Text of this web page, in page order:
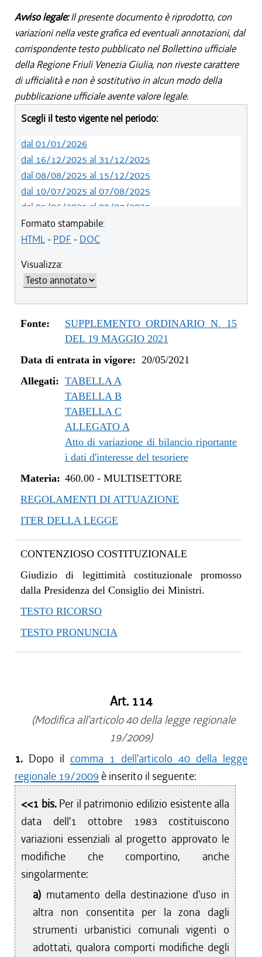
Avviso legale:Il presente documento è riprodotto, con
variazioni nella veste grafica ed eventuali annotazioni, dal
corrispondente testo pubblicato nel Bollettino ufficiale
della Regione Friuli Venezia Giulia, non riveste carattere
di ufficialità e non è sostitutivo in alcun modo della
pubblicazione ufficiale avente valore legale.
Scegli il testo vigente nel periodo:
dal 01/01/2026
dal 16/12/2025 al 31/12/2025
dal 08/08/2025 al 15/12/2025
dal 10/07/2025 al 07/08/2025
dal 05/06/2025 al 09/07/2025
dal 14/05/2024 al 04/06/2025
dal 12/08/2023 al 13/05/2024
dal 04/08/2022 al 31/12/2022
dal 14/06/2022 al 03/08/2022
dal 01/01/2022 al 13/06/2022
dal 10/12/2021 al 31/12/2021
dal 06/11/2021 al 09/12/2021
dal 20/05/2021 al 11/08/2021
Formato stampabile:
HTML- PDF - DOC
Visualizza:
Fonte:
SUPPLEMENTO ORDINARIO N. 15
DEL 19 MAGGIO 2021
Data di entrata in vigore: 20/05/2021
Allegati: TABELLA A
TABELLA B
TABELLA C
ALLEGATO A
Atto di variazione di bilancio riportante
i dati d'interesse del tesoriere
Materia: 460.00- MULTISETTORE
REGOLAMENTI DI ATTUAZIONE
ITER DELLA LEGGE
CONTENZIOSO COSTITUZIONALE
Giudizio di legittimità costituzionale promosso
dalla Presidenza del Consiglio dei Ministri.
TESTO RICORSO
TESTO PRONUNCIA
Art. 114
(Modifica all'articolo 40 della legge regionale
19/2009)
1. Dopo il comma 1 dell'articolo 40 della legge
regionale 19/2009 è inserito il seguente:
<<1 bis. Per il patrimonio edilizio esistente alla
data dell'1 ottobre 1983 costituiscono
variazioni essenziali al progetto approvato le
modifiche che comportino, anche
singolarmente:
a) mutamento della destinazione d'uso in
altra non consentita per la zona dagli
strumenti urbanistici comunali vigenti o
adottati, qualora comporti modifiche degli